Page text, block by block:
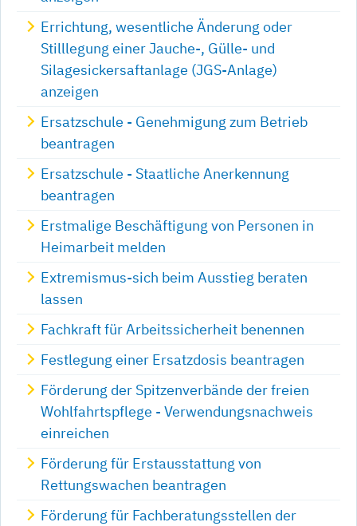
Errichtung, wesentliche Änderung oder
Stilllegung einer Jauche-, Gülle- und
Silagesickersaftanlage (JGS-Anlage)
anzeigen
Ersatzschule - Genehmigung zum Betrieb
beantragen
Ersatzschule - Staatliche Anerkennung
beantragen
Erstmalige Beschäftigung von Personen in
Heimarbeit melden
Extremismus-sich beim Ausstieg beraten
lassen
Fachkraft für Arbeitssicherheit benennen
Festlegung einer Ersatzdosis beantragen
Förderung der Spitzenverbände der freien
Wohlfahrtspflege - Verwendungsnachweis
einreichen
Förderung für Erstausstattung von
Rettungswachen beantragen
Förderung für Fachberatungsstellen der